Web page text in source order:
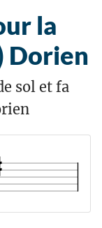
la
Dorien
sol et fa